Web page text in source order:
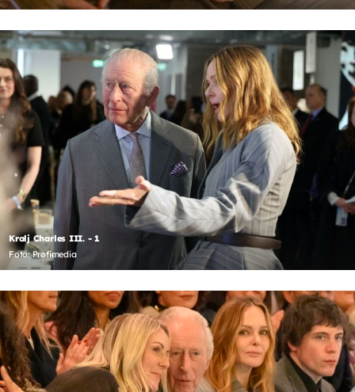
Kralj Charles III. - 1
Foto: Profimedia